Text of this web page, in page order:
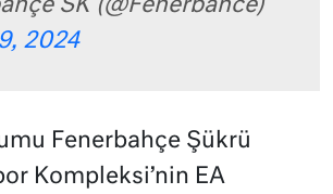
SK (@Fenerbahce)
2024
Fenerbahçe Şükrü
Kompleksi’nin EA